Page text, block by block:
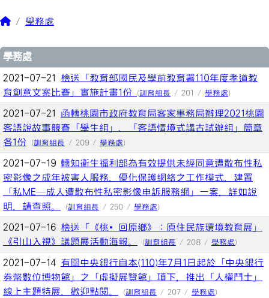
學務處
文章列表
學務處
2021-07-21 檢送「教育部國民及學前教育署110年度孝道教
育創意文案比賽」實施計畫1份
(訓育組長 / 201 / 學務處)
2021-07-21 函轉桃園市政府教育局客家事務局辦理2021桃園
客語說故事競賽「學生組」、「客語情境式講古試辦組」簡章
各1份
(訓育組長 / 209 / 學務處)
2021-07-19 轉知衛生福利部為有效提供未經同意遭散布性私
密影像之成年被害人服務，優化保護網絡之工作模式，建置
「私ME─成人遭散布性私密影像申訴服務網」一案，詳如說
明，請查照。
(訓育組長 / 250 / 學務處)
2021-07-16 檢送「《桃‧回原鄉》：原住民族環境教育展」
《引山入視》議題展活動海報。
(訓育組長 / 208 / 學務處)
2021-07-14 有關中央銀行自本(110)年7月1日起於「中央銀行
券幣數位博物館」之「虛擬展覽館」項下，推出「人權鬥士」
線上主題特展，歡迎點閱。
(訓育組長 / 207 / 學務處)